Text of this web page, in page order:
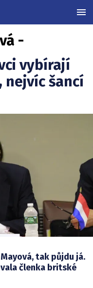
-
vybírají
nejvíc šancí
tak půjdu já.
členka britské